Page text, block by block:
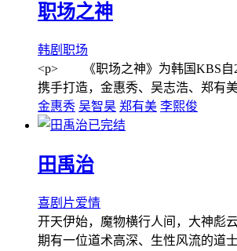
职场之神
韩剧 职场
<p> 《职场之神》为韩国KBS自
携手打造，金惠秀、吴志浩、郑
金惠秀 吴智昊 郑有美 李熙俊
已完结
田禹治
喜剧片爱情
开天伊始，魔物横行人间，大神彪
期有一位道术高深、生性风流的道